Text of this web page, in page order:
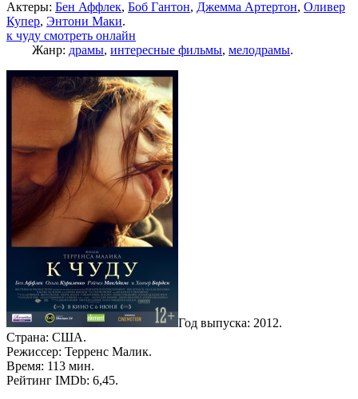
Актеры: Бен Аффлек, Боб Гантон, Джемма Артертон, Оливер
Купер, Энтони Маки.
к чуду смотреть онлайн
Жанр: драмы, интересные фильмы, мелодрамы.
Год выпуска: 2012.
Страна: США.
Режиссер: Терренс Малик.
Время: 113 мин.
Рейтинг IMDb: 6,45.